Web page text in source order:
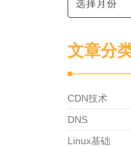
文章分
CDN技术
DNS
Linux基础